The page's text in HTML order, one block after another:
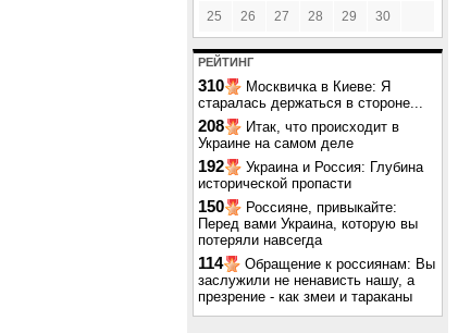
25 26 27 28 29 30
РЕЙТИНГ
310
Москвичка в Киеве: Я
старалась держаться в стороне...
208
Итак, что происходит в
Украине на самом деле
192
Украина и Россия: Глубина
исторической пропасти
150
Россияне, привыкайте:
Перед вами Украина, которую вы
потеряли навсегда
114
Обращение к россиянам: Вы
заслужили не ненависть нашу, а
презрение - как змеи и тараканы